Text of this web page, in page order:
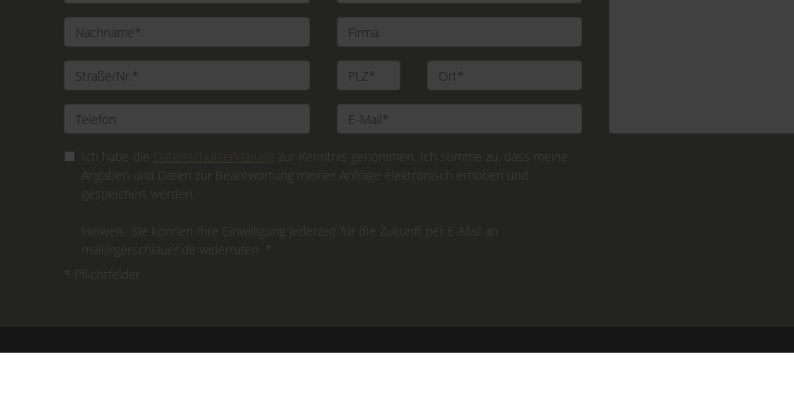
Ich habe die
zur Kenntnis genommen. Ich stimme zu, dass meine
Angaben und Daten zur Beantwortung meiner Anfrage elektronisch erhoben und
gespeichert werden.
Hinweis: Sie können Ihre Einwilligung jederzeit für die Zukunft per E-Mail an
mail@gerschlauer.de widerrufen. *
* Pflichtfelder